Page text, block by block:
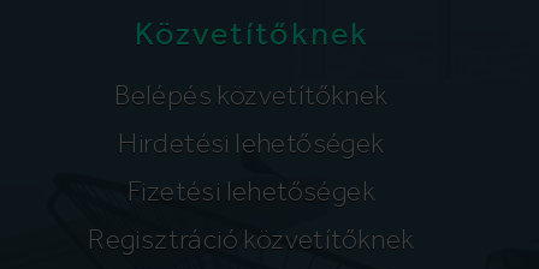
Közvetítőknek
Belépés közvetítőknek
Hirdetési lehetőségek
Fizetési lehetőségek
Regisztráció közvetítőknek